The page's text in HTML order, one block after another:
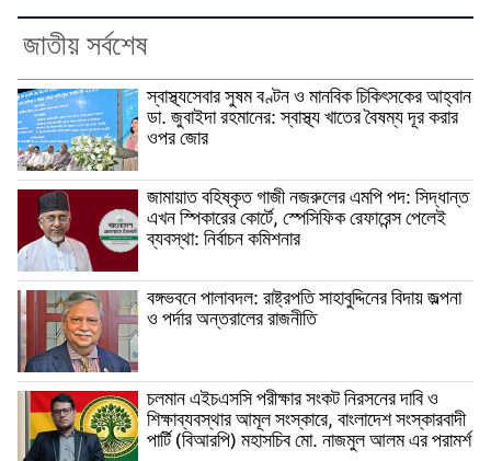
জাতীয় সর্বশেষ
স্বাস্থ্যসেবার সুষম বণ্টন ও মানবিক চিকিৎসকের আহ্বান
ডা. জুবাইদা রহমানের: স্বাস্থ্য খাতের বৈষম্য দূর করার
ওপর জোর
জামায়াত বহিষ্কৃত গাজী নজরুলের এমপি পদ: সিদ্ধান্ত
এখন স্পিকারের কোর্টে, স্পেসিফিক রেফারেন্স পেলেই
ব্যবস্থা: নির্বাচন কমিশনার
বঙ্গভবনে পালাবদল: রাষ্ট্রপতি সাহাবুদ্দিনের বিদায় জল্পনা
ও পর্দার অন্তরালের রাজনীতি
চলমান এইচএসসি পরীক্ষার সংকট নিরসনের দাবি ও
শিক্ষাব্যবস্থার আমূল সংস্কারে, বাংলাদেশ সংস্কারবাদী
পার্টি (বিআরপি) মহাসচিব মো. নাজমুল আলম এর পরামর্শ